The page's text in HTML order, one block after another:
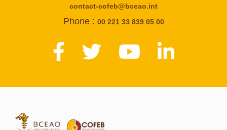
contact-cofeb@bceao.int
Phone : 00 221 33 839 05 00